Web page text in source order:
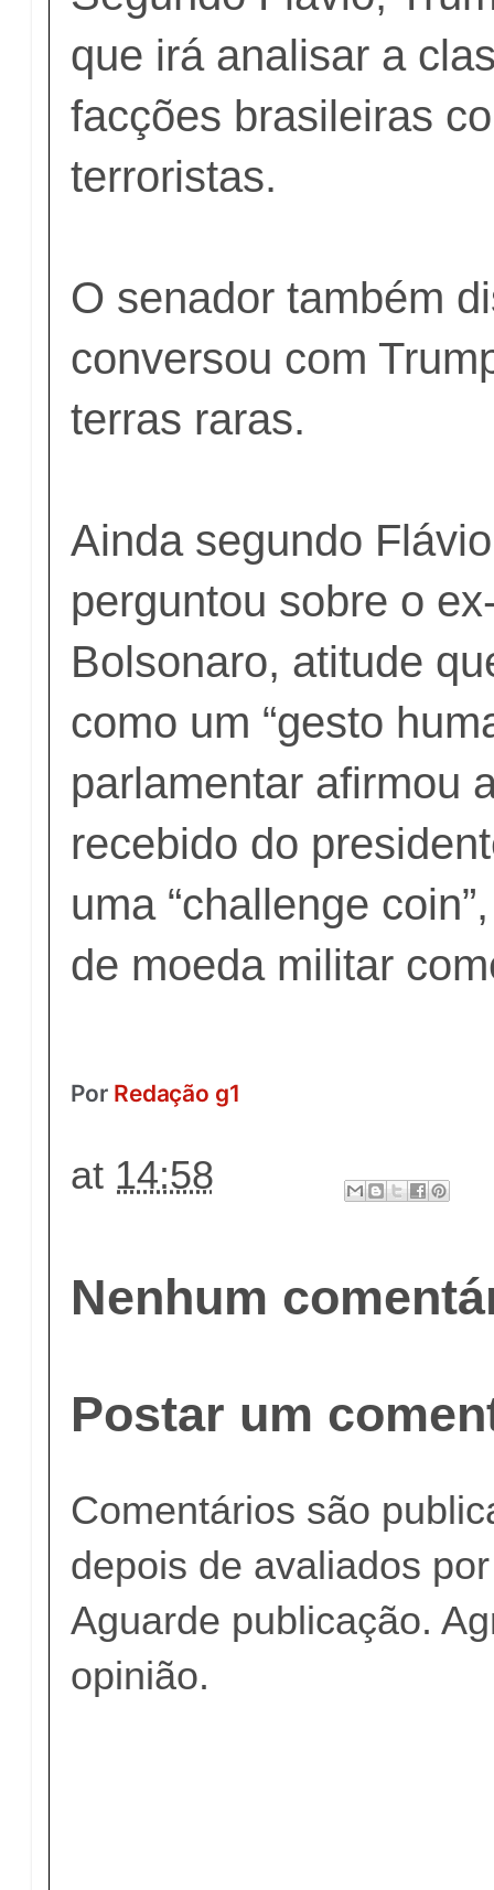
que irá analisar a
facções brasileiras
terroristas.
O senador também
conversou com
terras raras.
Ainda segundo
perguntou sobre o
Bolsonaro, atitude
como um “gesto
parlamentar afirmou
recebido do
uma “challenge
de moeda militar
Por Redação g1
at 14:58
Nenhum
Postar um
Comentários são
depois de avaliados
Aguarde publicação.
opinião.